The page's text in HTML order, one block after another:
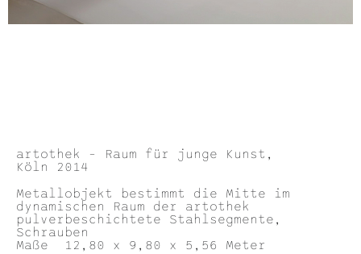
artothek – Raum für junge Kunst,
Köln 2014
Metallobjekt bestimmt die Mitte im
dynamischen Raum der artothek
pulverbeschichtete Stahlsegmente,
Schrauben
Maße 12,80 x 9,80 x 5,56 Meter